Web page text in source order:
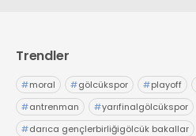
Trendler
#moral #gölcükspor #playoff
#antrenman #yarıfinalgölcükspor
#darıca gençlerbirliğigölcük bakallar